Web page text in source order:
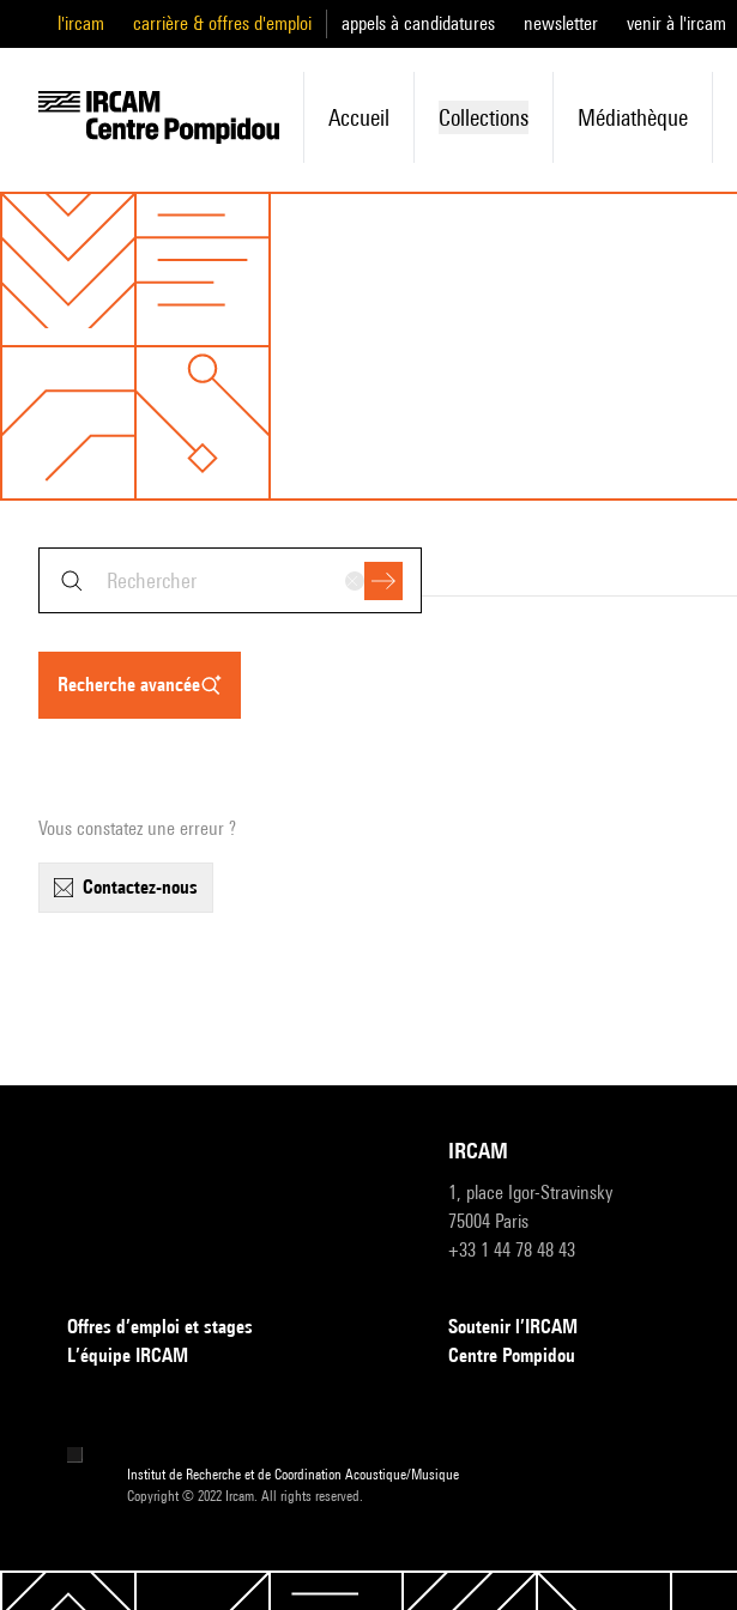
l'ircam carrière & offres d'emploi appels à candidatures newsletter venir à l'ircam
Accueil Collections Médiathèque
recherche avancée
Vous constatez une erreur ?
contactez-nous
IRCAM
1, place Igor-Stravinsky
75004 Paris
+33 1 44 78 48 43
Offres d’emploi et stages
L’équipe IRCAM
Soutenir l’IRCAM
Centre Pompidou
Institut de Recherche et de Coordination Acoustique/Musique
Copyright © 2022 Ircam. All rights reserved.